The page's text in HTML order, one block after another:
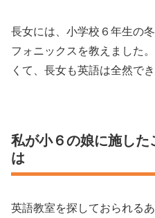
長女には、小学校６年生の
フォニックスを教えました
くて、長女も英語は全然で
私が小６の娘に施し
は
英語教室を探しておられる